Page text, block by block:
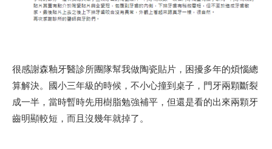
很感謝森釉牙醫診所團隊幫我做陶瓷貼片，困擾多年的煩惱總
算解決。國小三年級的時候，不小心撞到桌子，門牙兩顆斷裂
成一半，當時暫時先用樹脂勉強補平，但還是看的出來兩顆牙
齒明顯較短，而且沒幾年就掉了。